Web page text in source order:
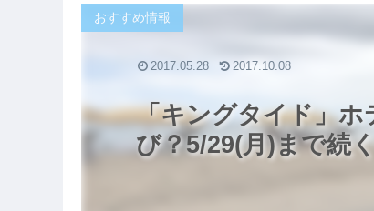
「キングタイド」ホ
び？5/29(月)まで続
おすすめ情報
2017.05.28 2017.10.08